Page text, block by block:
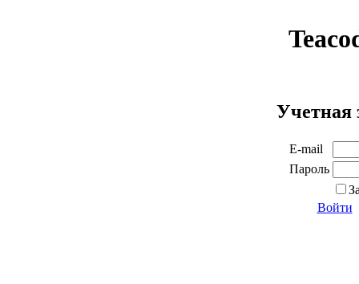
Учетная
E-mail
Пароль
Войти